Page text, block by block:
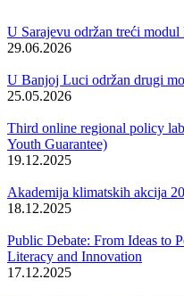
U Sarajevu održan treći
29.06.2026
U Banjoj Luci održan drugi
25.05.2026
Third online regional policy
Youth Guarantee)
19.12.2025
Akademija klimatskih akcija
18.12.2025
Public Debate: From Ideas to
Literacy and Innovation
17.12.2025